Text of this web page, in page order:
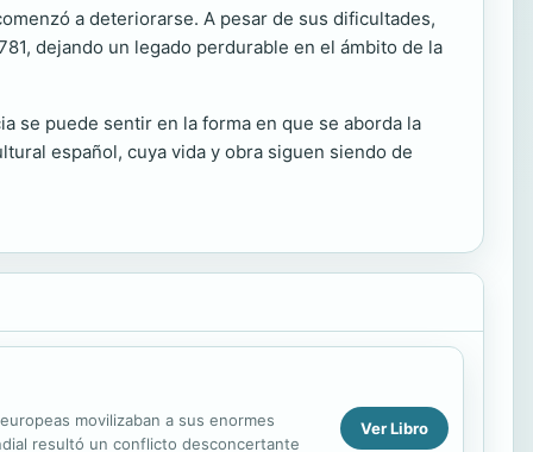
a deteriorarse. A pesar de sus dificultades,
dejando un legado perdurable en el ámbito de la
se puede sentir en la forma en que se aborda la
español, cuya vida y obra siguen siendo de
movilizaban a sus enormes
resultó un conflicto desconcertante
Ver Libro